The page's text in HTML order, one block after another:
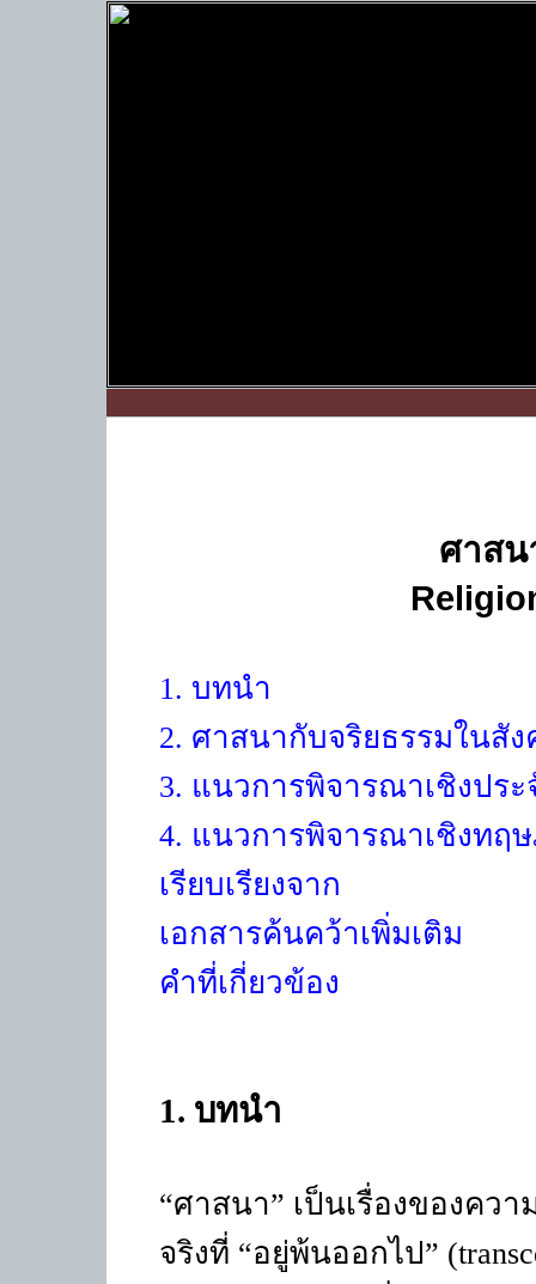
ศาสน
1. บทนำ
2. ศาสนากับจริยธรรมในสัง
3. แนวการพิจารณาเชิงประ
4. แนวการพิจารณาเชิงทฤ
เรียบเรียงจาก
เอกสารค้นคว้าเพิ่มเติม
คำที่เกี่ยวข้อง
1. บทนำ
“ศาสนา” เป็นเรื่องของคว
จริงที่ “อยู่พ้นออกไป”